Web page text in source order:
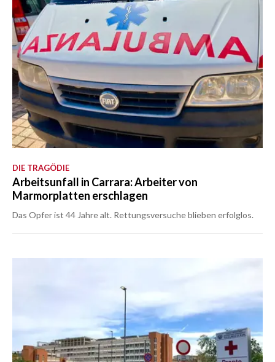
DIE TRAGÖDIE
Arbeitsunfall in Carrara: Arbeiter von
Marmorplatten erschlagen
Das Opfer ist 44 Jahre alt. Rettungsversuche blieben erfolglos.